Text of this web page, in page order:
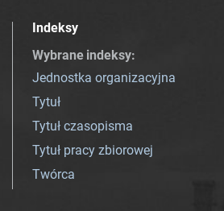
Indeksy
Wybrane indeksy:
Jednostka organizacyjna
Tytuł
Tytuł czasopisma
Tytuł pracy zbiorowej
Twórca